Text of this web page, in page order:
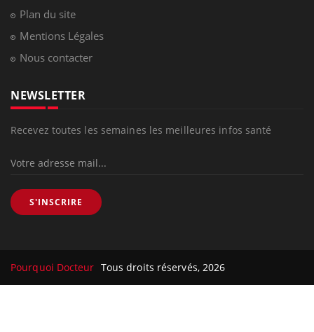
Plan du site
Mentions Légales
Nous contacter
NEWSLETTER
Recevez toutes les semaines les meilleures infos santé
S'INSCRIRE
Pourquoi Docteur Tous droits réservés, 2026